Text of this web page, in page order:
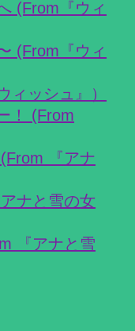
(From『ウィ
(From『ウィ
ィッシュ』）
！ (From
『アナ
ナと雪の女
『アナと雪